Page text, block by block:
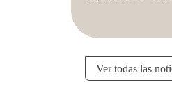
Ver todas las